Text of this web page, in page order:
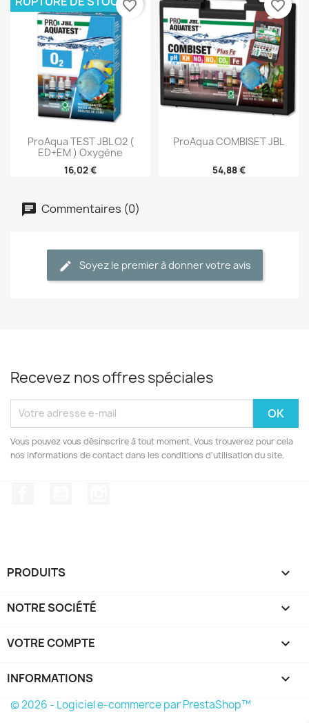
ProAqua TEST JBL O2 (
ED+EM ) Oxygène
16,02 €
favorite_border
ProAqua COMBISET JBL
54,88 €
favorite_border
Commentaires (0)
Soyez le premier à donner votre avis
Recevez nos offres spéciales
Vous pouvez vous désinscrire à tout moment. Vous trouverez pour cela
nos informations de contact dans les conditions d'utilisation du site.
PRODUITS 
NOTRE SOCIÉTÉ 
VOTRE COMPTE 
INFORMATIONS keyboard_arrow_down
© 2026 - Logiciel e-commerce par PrestaShop™